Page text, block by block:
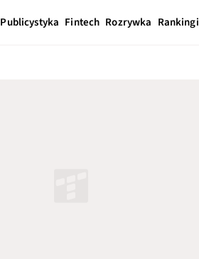
Publicystyka Fintech Rozrywka Rankingi